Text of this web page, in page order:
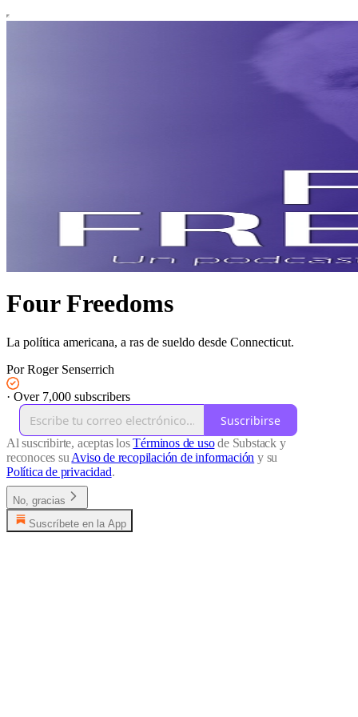
Four Freedoms
La política americana, a ras de sueldo desde Connecticut.
Por Roger Senserrich
· Over 7,000 subscribers
Suscribirse
Al suscribirte, aceptas losTérminos de usode Substack y
reconoces suAviso de recopilación de información y su
Política de privacidad.
No, gracias
Suscríbete en la App